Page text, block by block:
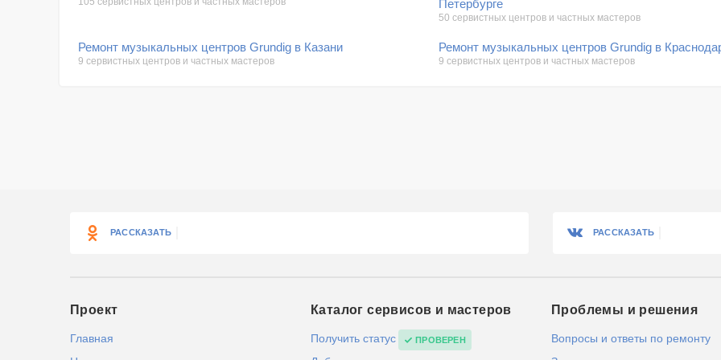
Петербурге
50 сервистных центров и частных мастеров
Ремонт музыкальных центров Grundig в Казани
9 сервистных центров и частных мастеров
Ремонт музыкальных центров Grundig в
9 сервистных центров и частных мастеров
РАССКАЗАТЬ РАССКАЗАТЬ
Проект
Главная
Каталог сервисов и мастеров
Получить статус ПРОВЕРЕН
Проблемы и решения
Вопросы и ответы по ремонту